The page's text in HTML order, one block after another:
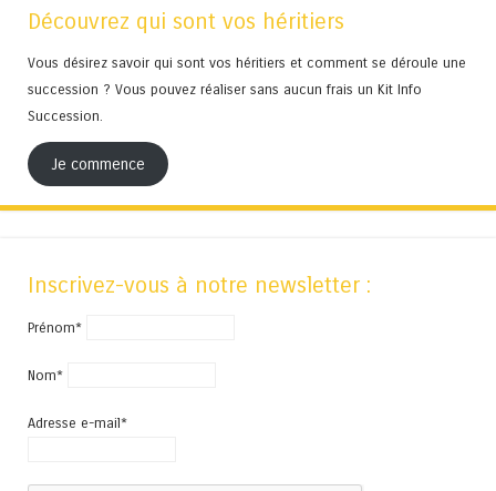
Découvrez qui sont vos héritiers
Vous désirez savoir qui sont vos héritiers et comment se déroule une
succession ? Vous pouvez réaliser sans aucun frais un Kit Info
Succession.
Je commence
Inscrivez-vous à notre newsletter :
Prénom*
Nom*
Adresse e-mail*